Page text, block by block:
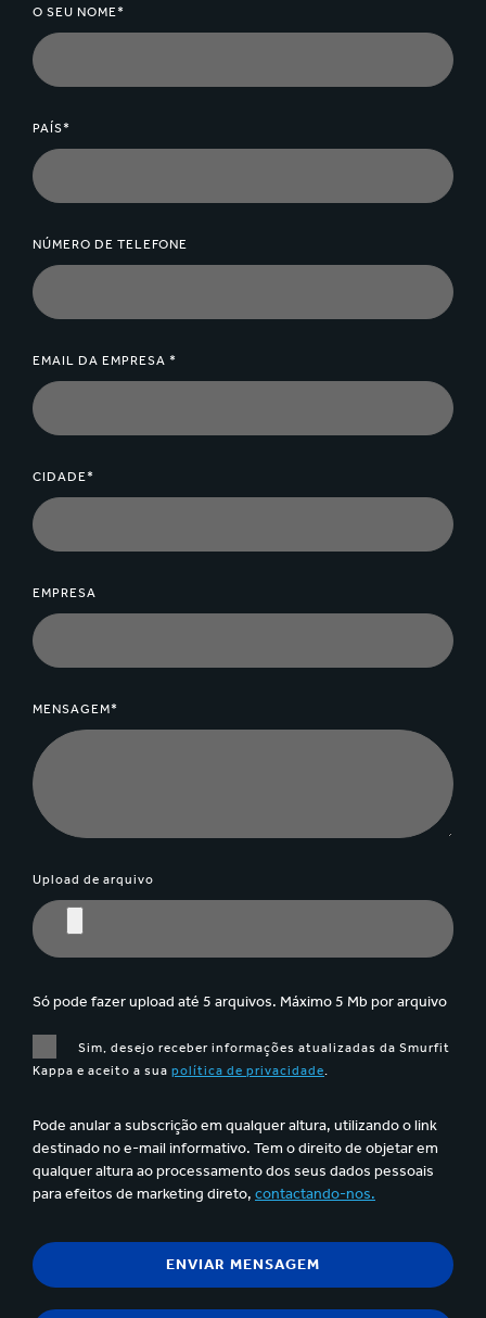
O SEU NOME*
PAÍS*
NÚMERO DE TELEFONE
EMAIL DA EMPRESA *
CIDADE*
EMPRESA
MENSAGEM*
Upload de arquivo
Só pode fazer upload até 5 arquivos. Máximo 5 Mb por arquivo
Sim, desejo receber informações atualizadas da Smurfit
Kappa e aceito a sua política de privacidade.
Pode anular a subscrição em qualquer altura, utilizando o link
destinado no e-mail informativo. Tem o direito de objetar em
qualquer altura ao processamento dos seus dados pessoais
para efeitos de marketing direto, contactando-nos.